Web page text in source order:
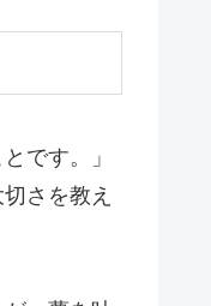
です。」
さを教え